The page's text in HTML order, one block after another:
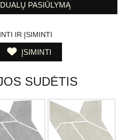
PASIŪLYMĄ
IR ĮSIMINTI
ĮSIMINTI
SUDĖTIS